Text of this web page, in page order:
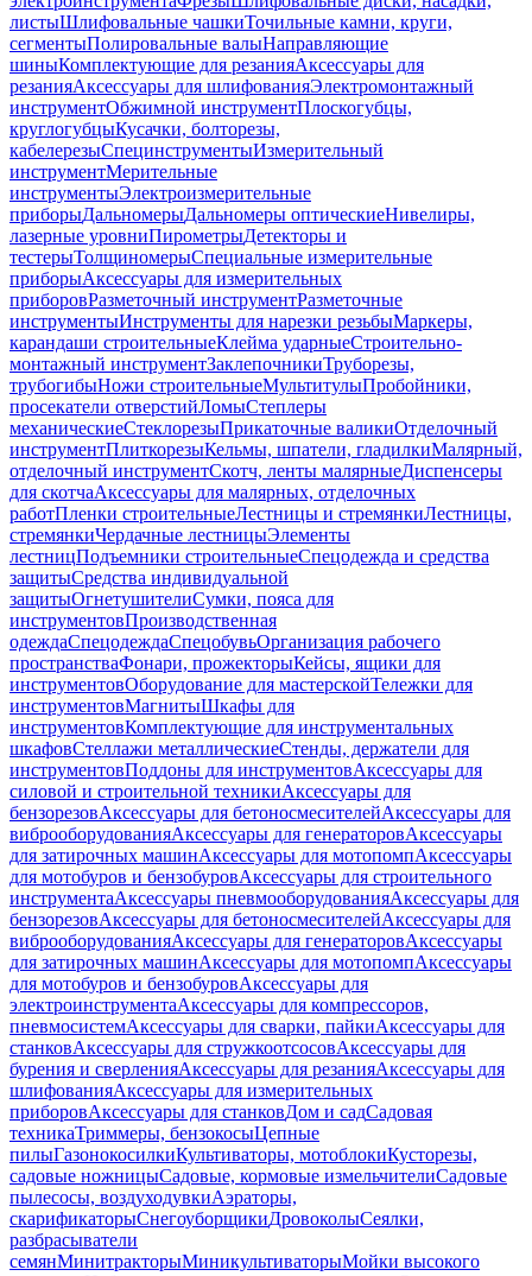
листыШлифовальные чашкиТочильные камни, круги,
сегментыПолировальные валыНаправляющие
шиныКомплектующие для резанияАксессуары для
резанияАксессуары для шлифованияЭлектромонтажный
инструментОбжимной инструментПлоскогубцы,
круглогубцыКусачки, болторезы,
кабелерезыСпецинструментыИзмерительный
инструментМерительные
инструментыЭлектроизмерительные
приборыДальномерыДальномеры оптическиеНивелиры,
лазерные уровниПирометрыДетекторы и
тестерыТолщиномерыСпециальные измерительные
приборыАксессуары для измерительных
приборовРазметочный инструментРазметочные
инструментыИнструменты для нарезки резьбыМаркеры,
карандаши строительныеКлейма ударныеСтроительно-
монтажный инструментЗаклепочникиТруборезы,
трубогибыНожи строительныеМультитулыПробойники,
просекатели отверстийЛомыСтеплеры
механическиеСтеклорезыПрикаточные валикиОтделочный
инструментПлиткорезыКельмы, шпатели, гладилкиМалярный,
отделочный инструментСкотч, ленты малярныеДиспенсеры
для скотчаАксессуары для малярных, отделочных
работПленки строительныеЛестницы и стремянкиЛестницы,
стремянкиЧердачные лестницыЭлементы
лестницПодъемники строительныеСпецодежда и средства
защитыСредства индивидуальной
защитыОгнетушителиСумки, пояса для
инструментовПроизводственная
одеждаСпецодеждаСпецобувьОрганизация рабочего
пространстваФонари, прожекторыКейсы, ящики для
инструментовОборудование для мастерскойТележки для
инструментовМагнитыШкафы для
инструментовКомплектующие для инструментальных
шкафовСтеллажи металлическиеСтенды, держатели для
инструментовПоддоны для инструментовАксессуары для
силовой и строительной техникиАксессуары для
бензорезовАксессуары для бетоносмесителейАксессуары для
виброоборудованияАксессуары для генераторовАксессуары
для затирочных машинАксессуары для мотопомпАксессуары
для мотобуров и бензобуровАксессуары для строительного
инструментаАксессуары пневмооборудованияАксессуары для
бензорезовАксессуары для бетоносмесителейАксессуары для
виброоборудованияАксессуары для генераторовАксессуары
для затирочных машинАксессуары для мотопомпАксессуары
для мотобуров и бензобуровАксессуары для
электроинструментаАксессуары для компрессоров,
пневмосистемАксессуары для сварки, пайкиАксессуары для
станковАксессуары для стружкоотсосовАксессуары для
бурения и сверленияАксессуары для резанияАксессуары для
шлифованияАксессуары для измерительных
приборовАксессуары для станковДом и садСадовая
техникаТриммеры, бензокосыЦепные
пилыГазонокосилкиКультиваторы, мотоблокиКусторезы,
садовые ножницыСадовые, кормовые измельчителиСадовые
пылесосы, воздуходувкиАэраторы,
скарификаторыСнегоуборщикиДровоколыСеялки,
разбрасыватели
семянМинитракторыМиникультиваторыМойки высокого